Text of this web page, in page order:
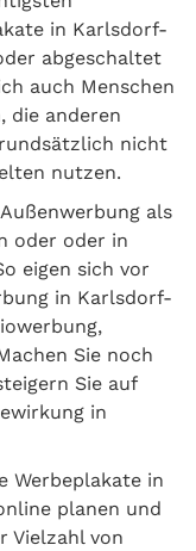
in Karlsdorf-
abgeschaltet
auch Menschen
die anderen
nicht
nutzen.
als
oder oder in
eigen sich vor
in Karlsdorf-
Sie noch
Sie auf
in
Werbeplakate in
planen und
Vielzahl von